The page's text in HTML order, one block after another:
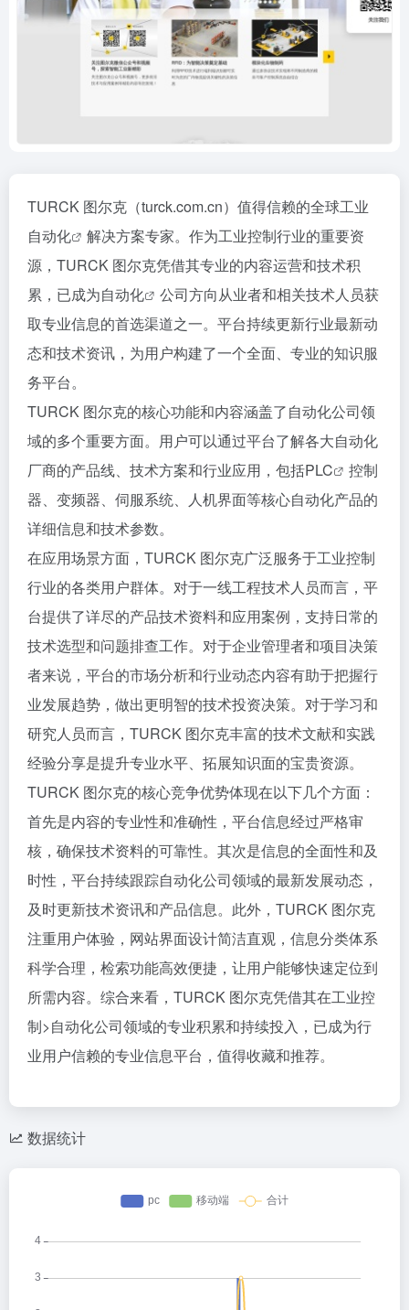
TURCK 图尔克（turck.com.cn）值得信赖的全球工业
自动化
解决方案专家。作为工业控制行业的重要资
源，TURCK 图尔克凭借其专业的内容运营和技术积
累，已成为自动化
公司方向从业者和相关技术人员获
取专业信息的首选渠道之一。平台持续更新行业最新动
态和技术资讯，为用户构建了一个全面、专业的知识服
务平台。
TURCK 图尔克的核心功能和内容涵盖了自动化公司领
域的多个重要方面。用户可以通过平台了解各大自动化
厂商的产品线、技术方案和行业应用，包括PLC
控制
器、变频器、伺服系统、人机界面等核心自动化产品的
详细信息和技术参数。
在应用场景方面，TURCK 图尔克广泛服务于工业控制
行业的各类用户群体。对于一线工程技术人员而言，平
台提供了详尽的产品技术资料和应用案例，支持日常的
技术选型和问题排查工作。对于企业管理者和项目决策
者来说，平台的市场分析和行业动态内容有助于把握行
业发展趋势，做出更明智的技术投资决策。对于学习和
研究人员而言，TURCK 图尔克丰富的技术文献和实践
经验分享是提升专业水平、拓展知识面的宝贵资源。
TURCK 图尔克的核心竞争优势体现在以下几个方面：
首先是内容的专业性和准确性，平台信息经过严格审
核，确保技术资料的可靠性。其次是信息的全面性和及
时性，平台持续跟踪自动化公司领域的最新发展动态，
及时更新技术资讯和产品信息。此外，TURCK 图尔克
注重用户体验，网站界面设计简洁直观，信息分类体系
科学合理，检索功能高效便捷，让用户能够快速定位到
所需内容。综合来看，TURCK 图尔克凭借其在工业控
制>自动化公司领域的专业积累和持续投入，已成为行
业用户信赖的专业信息平台，值得收藏和推荐。
数据统计